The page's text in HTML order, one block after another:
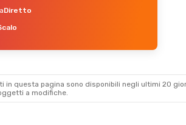
Diretto
in questa pagina sono disponibili negli ultimi 20
a modifiche.